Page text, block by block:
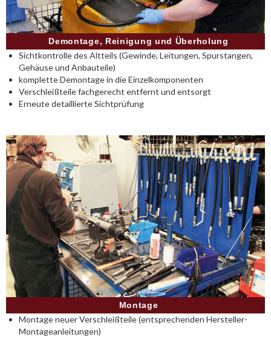
Demontage, Reinigung und Überholung
Sichtkontrolle des Altteils (Gewinde, Leitungen, Spurstangen,
Gehäuse und Anbauteile)
komplette Demontage in die Einzelkomponenten
Verschleißteile fachgerecht entfernt und entsorgt
Erneute detaillierte Sichtprüfung
Montage
Montage neuer Verschleißteile (entsprechenden Hersteller-
Montageanleitungen)